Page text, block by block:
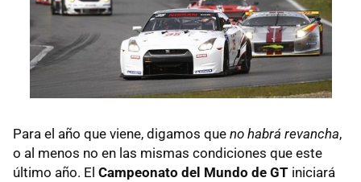
Para el año que viene, digamos que no habrá revancha,
o al menos no en las mismas condiciones que este
último año. El Campeonato del Mundo de GT iniciará